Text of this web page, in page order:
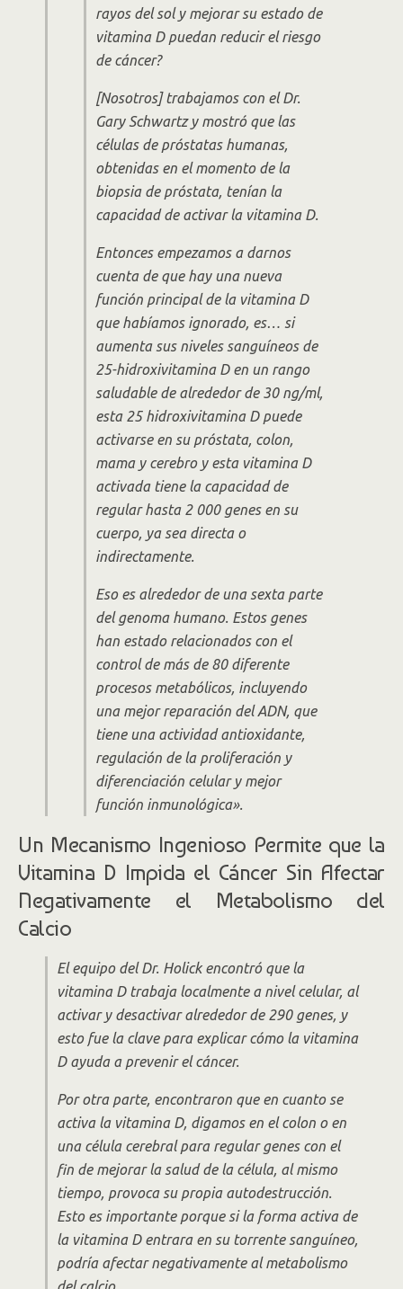
rayos del sol y mejorar su estado de
vitamina D puedan reducir el riesgo
de cáncer?
[Nosotros] trabajamos con el Dr.
Gary Schwartz y mostró que las
células de próstatas humanas,
obtenidas en el momento de la
biopsia de próstata, tenían la
capacidad de activar la vitamina D.
Entonces empezamos a darnos
cuenta de que hay una nueva
función principal de la vitamina D
que habíamos ignorado, es… si
aumenta sus niveles sanguíneos de
25-hidroxivitamina D en un rango
saludable de alrededor de 30 ng/ml,
esta 25 hidroxivitamina D puede
activarse en su próstata, colon,
mama y cerebro y esta vitamina D
activada tiene la capacidad de
regular hasta 2 000 genes en su
cuerpo, ya sea directa o
indirectamente.
Eso es alrededor de una sexta parte
del genoma humano. Estos genes
han estado relacionados con el
control de más de 80 diferente
procesos metabólicos, incluyendo
una mejor reparación del ADN, que
tiene una actividad antioxidante,
regulación de la proliferación y
diferenciación celular y mejor
función inmunológica».
Un Mecanismo Ingenioso Permite que la
Vitamina D Impida el Cáncer Sin Afectar
Negativamente el Metabolismo del
Calcio
El equipo del Dr. Holick encontró que la
vitamina D trabaja localmente a nivel celular, al
activar y desactivar alrededor de 290 genes, y
esto fue la clave para explicar cómo la vitamina
D ayuda a prevenir el cáncer.
Por otra parte, encontraron que en cuanto se
activa la vitamina D, digamos en el colon o en
una célula cerebral para regular genes con el
fin de mejorar la salud de la célula, al mismo
tiempo, provoca su propia autodestrucción.
Esto es importante porque si la forma activa de
la vitamina D entrara en su torrente sanguíneo,
podría afectar negativamente al metabolismo